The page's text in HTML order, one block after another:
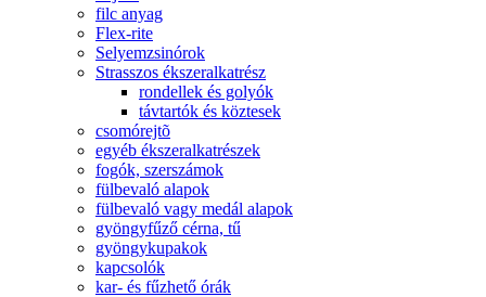
filc anyag
Flex-rite
Selyemzsinórok
Strasszos ékszeralkatrész
rondellek és golyók
távtartók és köztesek
csomórejtõ
egyéb ékszeralkatrészek
fogók, szerszámok
fülbevaló alapok
fülbevaló vagy medál alapok
gyöngyfűző cérna, tű
gyöngykupakok
kapcsolók
kar- és fűzhető órák